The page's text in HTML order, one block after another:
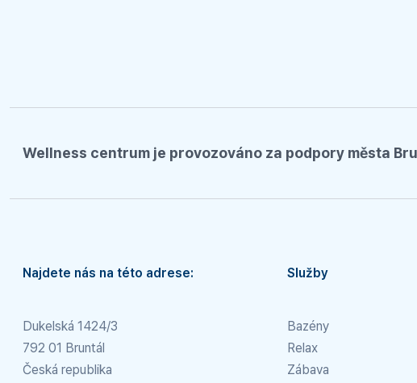
Wellness centrum je provozováno za podpory města
Najdete nás na této adrese:
Dukelská 1424/3
792 01 Bruntál
Česká republika
Služby
Bazény
Relax
Zábava